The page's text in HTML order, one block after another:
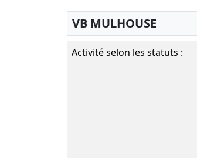
VB MULHOUSE
Activité selon les statuts :